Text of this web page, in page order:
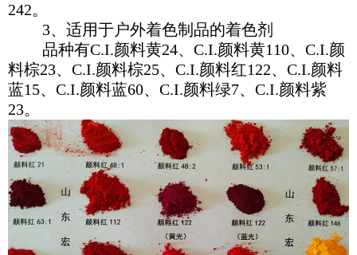
242。
3、适用于户外着色制品的着色剂
品种有C.I.颜料黄24、C.I.颜料黄110、C.I.颜
料棕23、C.I.颜料棕25、C.I.颜料红122、C.I.颜料
蓝15、C.I.颜料蓝60、C.I.颜料绿7、C.I.颜料紫
23。